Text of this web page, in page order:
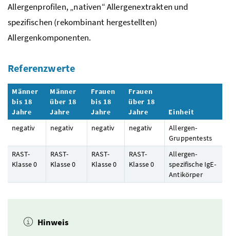
Allergenprofilen, „nativen“ Allergenextrakten und
spezifischen (rekombinant hergestellten)
Allergenkomponenten.
Referenzwerte
Männer
bis 18
Jahre
Männer
über 18
Jahre
Frauen
bis 18
Jahre
Frauen
über 18
Jahre
Einheit
negativ
negativ negativ negativ
Allergen-
Gruppentests
RAST-
Klasse 0
RAST-
Klasse 0
RAST-
Klasse 0
RAST-
Klasse 0
Allergen-
spezifische IgE-
Antikörper
Hinweis